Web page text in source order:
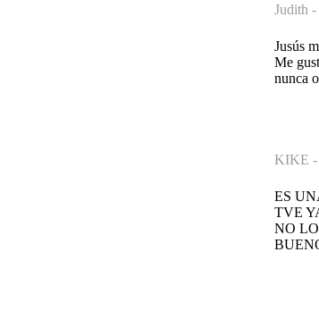
Judith -
Jusús
Me
nunca
KIKE -
ES
TVE
NO